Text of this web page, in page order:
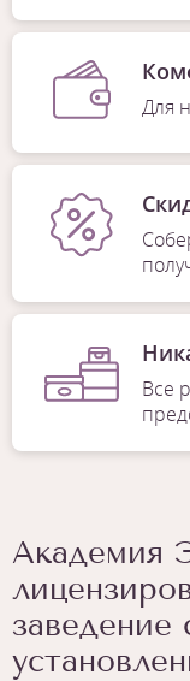
Для
Все
Академия
заведение